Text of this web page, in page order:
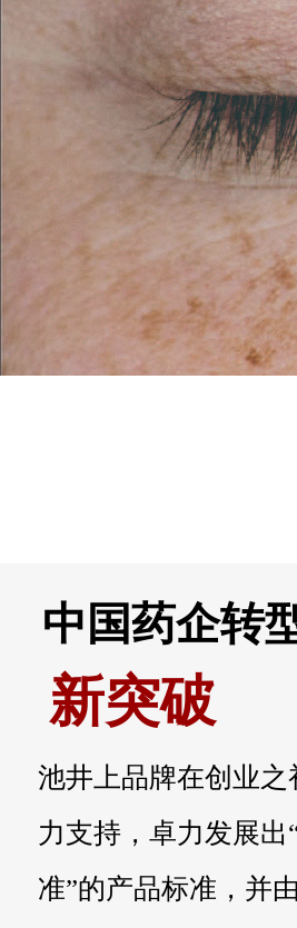
中国药企转
池井上品牌在创业
力支持，卓力发展
准”的产品标准，并
新突破